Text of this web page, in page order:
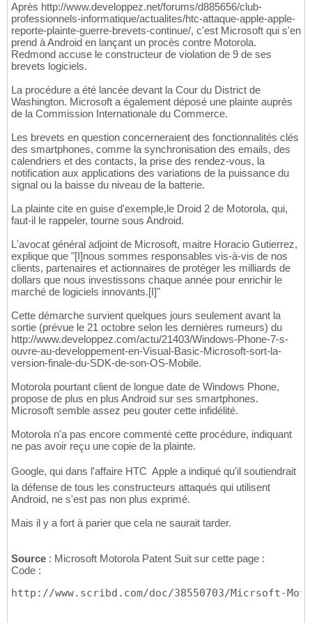
Après http://www.developpez.net/forums/d885656/club-
professionnels-informatique/actualites/htc-attaque-apple-apple-
reporte-plainte-guerre-brevets-continue/, c'est Microsoft qui s'en
prend à Android en lançant un procès contre Motorola.
Redmond accuse le constructeur de violation de 9 de ses
brevets logiciels.
La procédure a été lancée devant la Cour du District de
Washington. Microsoft a également déposé une plainte auprès
de la Commission Internationale du Commerce.
Les brevets en question concerneraient des fonctionnalités clés
des smartphones, comme la synchronisation des emails, des
calendriers et des contacts, la prise des rendez-vous, la
notification aux applications des variations de la puissance du
signal ou la baisse du niveau de la batterie.
La plainte cite en guise d'exemple,le Droid 2 de Motorola, qui,
faut-il le rappeler, tourne sous Android.
L'avocat général adjoint de Microsoft, maitre Horacio Gutierrez,
explique que "[I]nous sommes responsables vis-à-vis de nos
clients, partenaires et actionnaires de protéger les milliards de
dollars que nous investissons chaque année pour enrichir le
marché de logiciels innovants.[I]"
Cette démarche survient quelques jours seulement avant la
sortie (prévue le 21 octobre selon les dernières rumeurs) du
http://www.developpez.com/actu/21403/Windows-Phone-7-s-
ouvre-au-developpement-en-Visual-Basic-Microsoft-sort-la-
version-finale-du-SDK-de-son-OS-Mobile.
Motorola pourtant client de longue date de Windows Phone,
propose de plus en plus Android sur ses smartphones.
Microsoft semble assez peu gouter cette infidélité.
Motorola n'a pas encore commenté cette procédure, indiquant
ne pas avoir reçu une copie de la plainte.
Google, qui dans l'affaire HTC  Apple a indiqué qu'il soutiendrait
la défense de tous les constructeurs attaqués qui utilisent
Android, ne s'est pas non plus exprimé.
Mais il y a fort à parier que cela ne saurait tarder.
Source : Microsoft Motorola Patent Suit sur cette page :
Code :
http://www.scribd.com/doc/38550703/Micrsoft-